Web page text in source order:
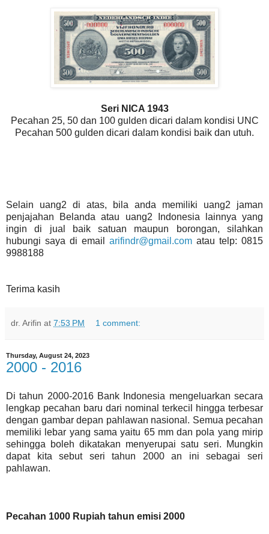
Seri NICA 1943
Pecahan 25, 50 dan 100 gulden dicari dalam kondisi UNC
Pecahan 500 gulden dicari dalam kondisi baik dan utuh.
Selain uang2 di atas, bila anda memiliki uang2 jaman
penjajahan Belanda atau uang2 Indonesia lainnya yang
ingin di jual baik satuan maupun borongan, silahkan
hubungi saya di email arifindr@gmail.com atau telp: 0815
9988188
Terima kasih
dr. Arifin at 7:53 PM 1 comment:
Thursday, August 24, 2023
2000 - 2016
Di tahun 2000-2016 Bank Indonesia mengeluarkan secara
lengkap pecahan baru dari nominal terkecil hingga terbesar
dengan gambar depan pahlawan nasional. Semua pecahan
memiliki lebar yang sama yaitu 65 mm dan pola yang mirip
sehingga boleh dikatakan menyerupai satu seri. Mungkin
dapat kita sebut seri tahun 2000 an ini sebagai seri
pahlawan.
Pecahan 1000 Rupiah tahun emisi 2000